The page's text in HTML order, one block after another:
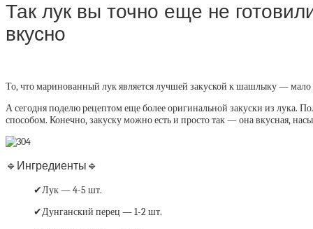
Так лук вы точно еще не
вкусно
То, что маринованный лук является лучшей закуской к шашлыку —
А сегодня поделю рецептом еще более оригинальной закуски из лука.
способом. Конечно, закуску можно есть и просто так — она вкусная,
🔹Ингредиенты🔹
✔Лук — 4-5 шт.
✔Дунганский перец — 1-2 шт.